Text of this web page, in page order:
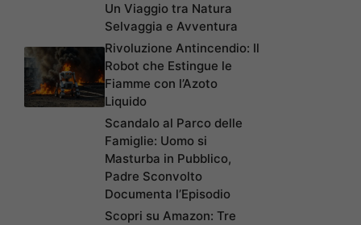
Un Viaggio tra Natura
Selvaggia e Avventura
Rivoluzione Antincendio: Il
Robot che Estingue le
Fiamme con l’Azoto
Liquido
Scandalo al Parco delle
Famiglie: Uomo si
Masturba in Pubblico,
Padre Sconvolto
Documenta l’Episodio
Scopri su Amazon: Tre